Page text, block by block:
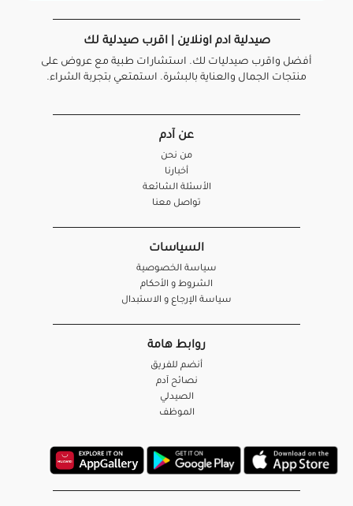
صيدلية ادم اونلاين | اقرب صيدلية لك
أفضل واقرب صيدليات لك. استشارات طبية مع عروض على
منتجات الجمال والعناية بالبشرة. استمتعي بتجربة الشراء.
عن آدم
من نحن
أخبارنا
الأسئلة الشائعة
تواصل معنا
السياسات
سياسة الخصوصية
الشروط و الأحكام
سياسة الإرجاع و الاستبدال
روابط هامة
أنضم للفريق
نصائح آدم
الصيدلي
الموظف